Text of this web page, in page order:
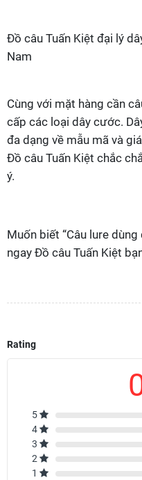
Đồ câu Tuấn Kiệt đại lý
Nam
Cùng với mặt hàng cần
cấp các loại dây cước.
đa dạng về mẫu mã và
Đồ câu Tuấn Kiệt chắc
ý.
Muốn biết “Câu lure
ngay Đồ câu Tuấn Kiệt
Rating
5
4
3
2
1